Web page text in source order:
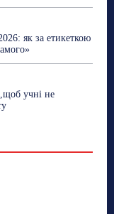
як за етикеткою
учні не